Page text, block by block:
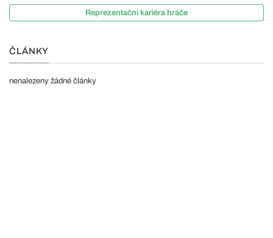
Reprezentační kariéra hráče
ČLÁNKY
nenalezeny žádné články